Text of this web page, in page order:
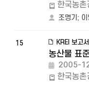
한국농촌
조명기 ; 이
15 KREI 보고서
농산물 표
2005-
한국농촌